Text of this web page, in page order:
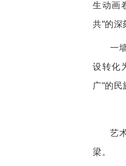
生动画
共”的深
一
设转化
广”的民
艺
梁。